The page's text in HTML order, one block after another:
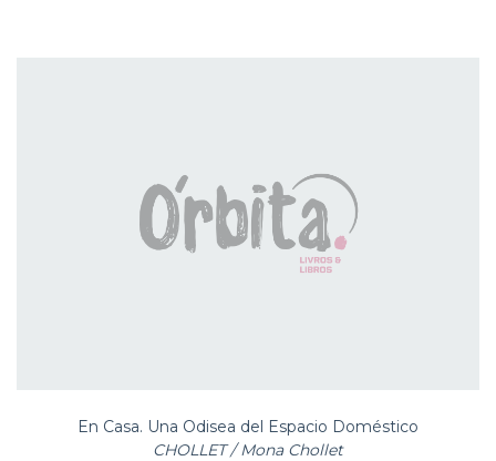
En Casa. Una Odisea del Espacio Doméstico
CHOLLET / Mona Chollet